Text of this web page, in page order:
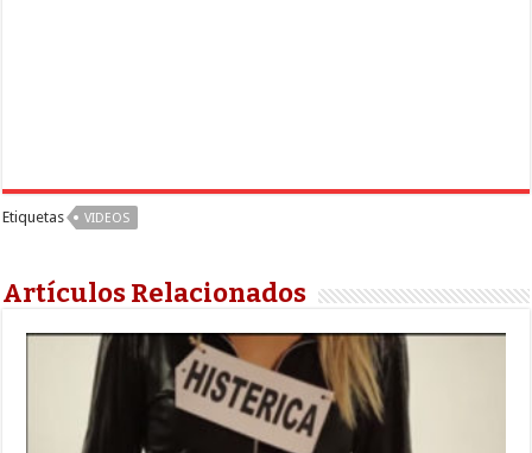
Etiquetas VIDEOS
Artículos Relacionados